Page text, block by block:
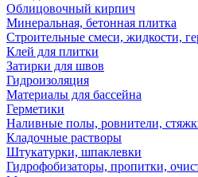
Облицовочный кирпич
Минеральная, бетонная плитка
Строительные смеси, жидкости,
Клей для плитки
Затирки для швов
Гидроизоляция
Материалы для бассейна
Герметики
Наливные полы, ровнители,
Кладочные растворы
Штукатурки, шпаклевки
Гидрофобизаторы, пропитки,